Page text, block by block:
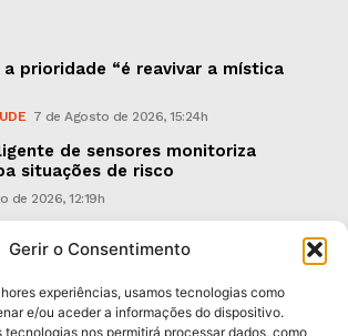
Gerir o Consentimento
experiências, usamos tecnologias como
e/ou aceder a informações do dispositivo.
tecnologias nos permitirá processar dados, como
prioridade “é reavivar a mística
7 de Agosto de 2026, 15:24h
de sensores monitoriza
situações de risco
de 2026, 12:19h